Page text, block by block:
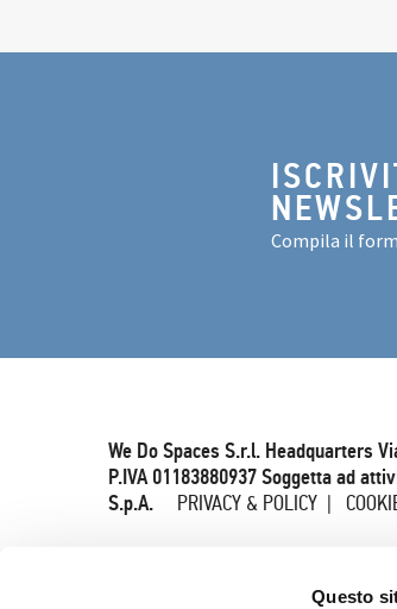
Questo
Compila il
We Do Spaces S.r.l. Headquarters
P.IVA 01183880937 Soggetta ad
S.p.A.
PRIVACY & POLICY